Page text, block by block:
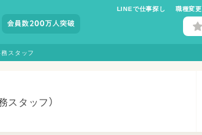
LINEで仕事探し 職種変更
スタッフ
スタッフ）